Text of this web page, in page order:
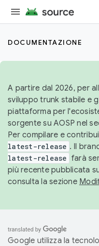
DOCUMENTAZIONE
A partire dal 2026, per
sviluppo trunk stabile e
piattaforma per
sorgente su AOSP nel
Per compilare e
latest-release . Il
latest-release farà
più recente pubblicata
consulta la sezione
Google utilizza la